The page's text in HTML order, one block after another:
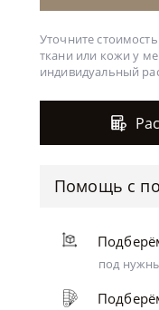
Уточните
ткани или кожи у
индивидуальный
Помощь с
под